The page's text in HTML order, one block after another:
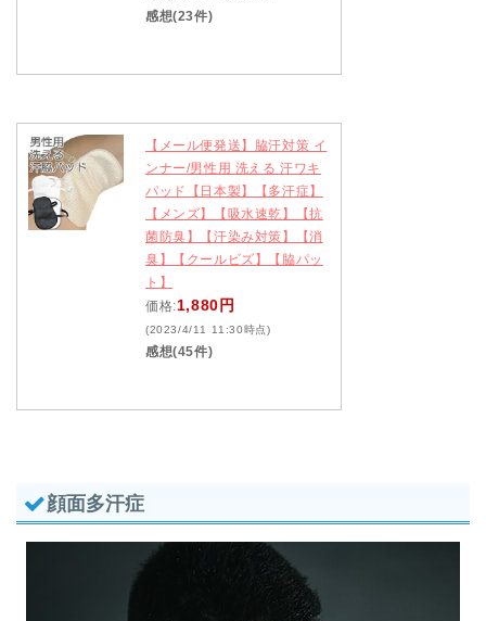
感想(23件)
【メール便発送】脇汗対策 イ
ンナー/男性用 洗える 汗ワキ
パッド【日本製】【多汗症】
【メンズ】【吸水速乾】【抗
菌防臭】【汗染み対策】【消
臭】【クールビズ】【脇パッ
ト】
価格:1,880円
(2023/4/11 11:30時点)
感想(45件)
顔面多汗症